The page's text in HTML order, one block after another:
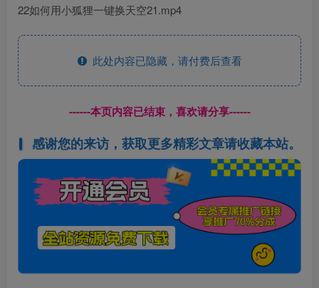
22如何用小狐狸一键换天空21.mp4
此处内容已隐藏，请付费后查看
------本页内容已结束，喜欢请分享------
感谢您的来访，获取更多精彩文章请收藏本站。